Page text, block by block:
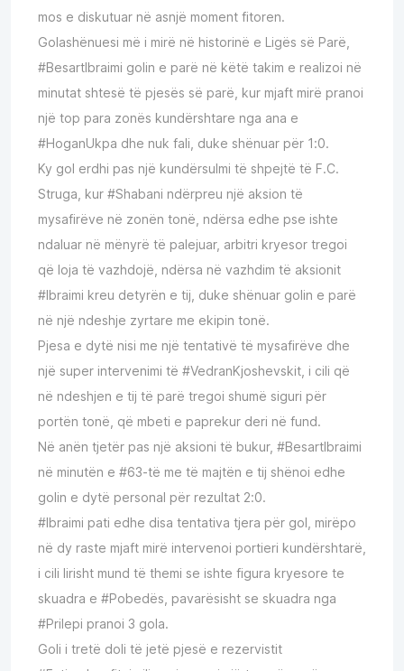
mos e diskutuar në asnjë moment fitoren.
Golashënuesi më i mirë në historinë e Ligës së Parë,
#BesartIbraimi golin e parë në këtë takim e realizoi në
minutat shtesë të pjesës së parë, kur mjaft mirë pranoi
një top para zonës kundërshtare nga ana e
#HoganUkpa dhe nuk fali, duke shënuar për 1:0.
Ky gol erdhi pas një kundërsulmi të shpejtë të F.C.
Struga , kur #Shabani ndërpreu një aksion të
mysafirëve në zonën tonë, ndërsa edhe pse ishte
ndaluar në mënyrë të palejuar, arbitri kryesor tregoi
që loja të vazhdojë, ndërsa në vazhdim të aksionit
#Ibraimi kreu detyrën e tij, duke shënuar golin e parë
në një ndeshje zyrtare me ekipin tonë.
Pjesa e dytë nisi me një tentativë të mysafirëve dhe
një super intervenimi të #VedranKjoshevskit, i cili që
në ndeshjen e tij të parë tregoi shumë siguri për
portën tonë, që mbeti e paprekur deri në fund.
Në anën tjetër pas një aksioni të bukur, #BesartIbraimi
në minutën e #63-të me të majtën e tij shënoi edhe
golin e dytë personal për rezultat 2:0.
#Ibraimi pati edhe disa tentativa tjera për gol, mirëpo
në dy raste mjaft mirë intervenoi portieri kundërshtarë,
i cili lirisht mund të themi se ishte figura kryesore te
skuadra e #Pobedës, pavarësisht se skuadra nga
#Prilepi pranoi 3 gola.
Goli i tretë doli të jetë pjesë e rezervistit